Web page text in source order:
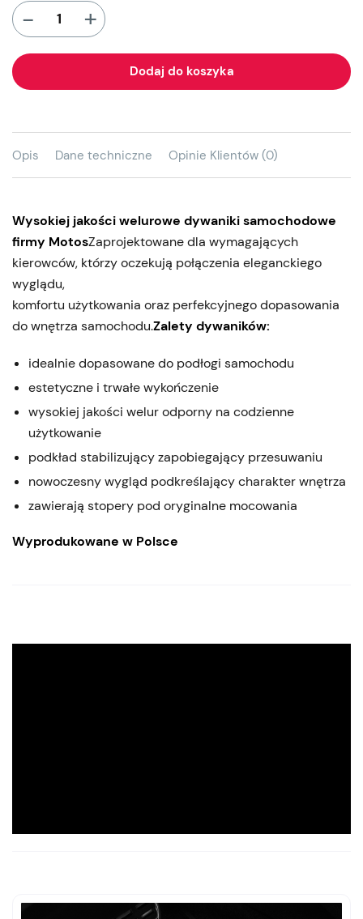
- +
Dodaj do koszyka
Opis Dane techniczne Opinie Klientów (0)
Wysokiej jakości welurowe dywaniki samochodowe
firmy MotosZaprojektowane dla wymagających
kierowców, którzy oczekują połączenia eleganckiego
wyglądu,
komfortu użytkowania oraz perfekcyjnego dopasowania
do wnętrza samochodu.Zalety dywaników:
idealnie dopasowane do podłogi samochodu
estetyczne i trwałe wykończenie
wysokiej jakości welur odporny na codzienne
użytkowanie
podkład stabilizujący zapobiegający przesuwaniu
nowoczesny wygląd podkreślający charakter wnętrza
zawierają stopery pod oryginalne mocowania
Wyprodukowane w Polsce